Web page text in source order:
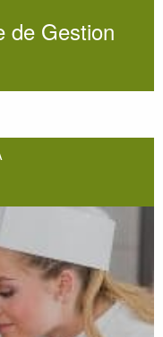
de Gestion